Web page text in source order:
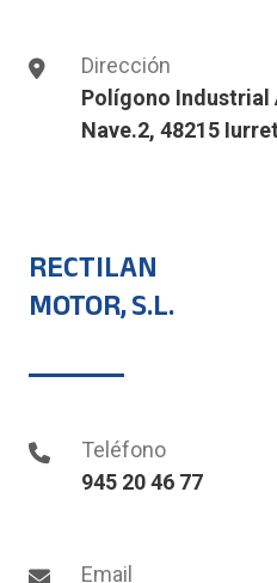
Dirección
Polígono Industrial
Nave.2, 48215
RECTILAN
MOTOR, S.L.
Teléfono
945 20 46 77
Email